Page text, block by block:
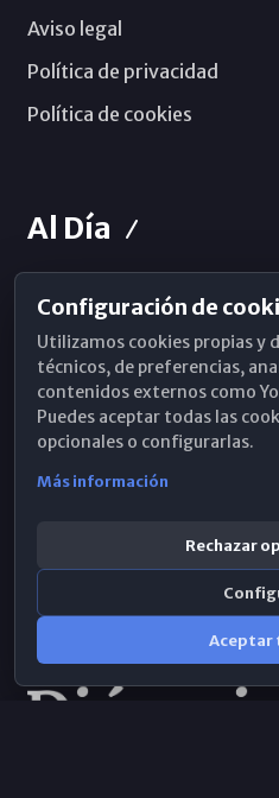
Aviso legal
Política de privacidad
Política de cookies
Al Día
Horarios de Misa
Hemeroteca
WhatsApp
Configuración de
Utilizamos cookies propias y
técnicos, de preferencias,
contenidos externos como
Puedes aceptar todas las
opcionales o configurarlas.
Más información
Rechazar
Aceptar